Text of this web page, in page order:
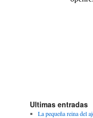
Ultimas entradas
La pequeña reina del